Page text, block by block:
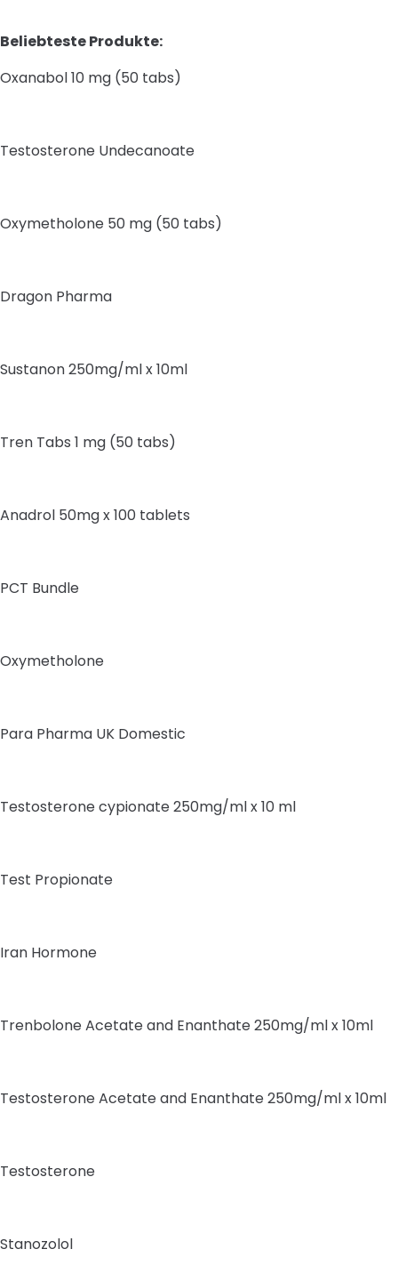
Beliebteste Produkte:
Oxanabol 10 mg (50 tabs)
Testosterone Undecanoate
Oxymetholone 50 mg (50 tabs)
Dragon Pharma
Sustanon 250mg/ml x 10ml
Tren Tabs 1 mg (50 tabs)
Anadrol 50mg x 100 tablets
PCT Bundle
Oxymetholone
Para Pharma UK Domestic
Testosterone cypionate 250mg/ml x 10 ml
Test Propionate
Iran Hormone
Trenbolone Acetate and Enanthate 250mg/ml x 10ml
Testosterone Acetate and Enanthate 250mg/ml x 10ml
Testosterone
Stanozolol